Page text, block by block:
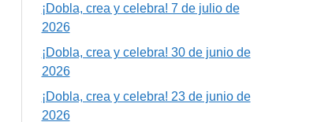
¡Dobla, crea y celebra! 7 de julio de
2026
¡Dobla, crea y celebra! 30 de junio de
2026
¡Dobla, crea y celebra! 23 de junio de
2026